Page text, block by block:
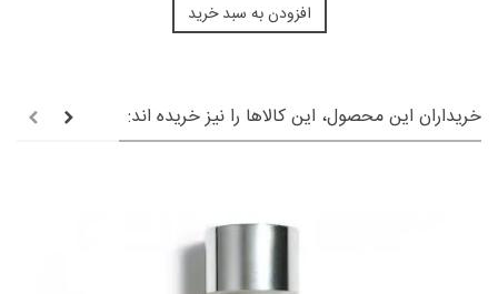
افزودن به سبد خرید
خریداران این محصول، این کالاها را نیز خریده اند: